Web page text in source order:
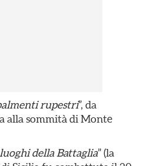
rupestri”, da
alla sommità di Monte
della Battaglia” (la